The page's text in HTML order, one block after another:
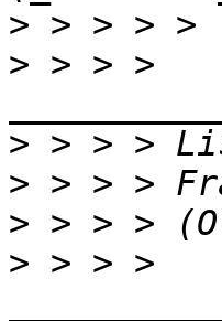
>
> > > >
>
>
>
> > > >